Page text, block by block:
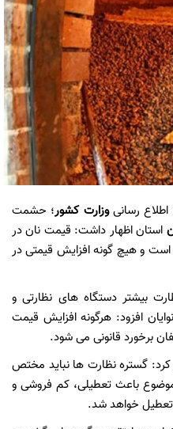
اطلاع رسانیوزارت کشور؛ حشمت
استان اظهار داشت: قیمت نان در
و هیچ گونه افزایش قیمتی در
بیشتر دستگاه های نظارتی و
افزود: هرگونه افزایش قیمت
برخورد قانونی می شود.
کرد: گستره نظارت ها نباید مختص
باعث تعطیلی، کم فروشی و
تعطیل خواهد شد.